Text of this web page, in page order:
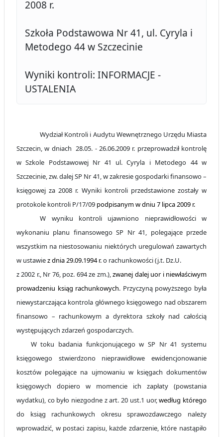
2008 r.
Szkoła Podstawowa Nr 41, ul. Cyryla i
Metodego 44 w Szczecinie
Wyniki kontroli: INFORMACJE -
USTALENIA
Wydział Kontroli i Audytu Wewnętrznego Urzędu Miasta
Szczecin, w dniach 28.05. - 26.06.2009 r. przeprowadził kontrolę
w Szkole Podstawowej Nr 41 ul. Cyryla i Metodego 44 w
Szczecinie, zw. dalej SP Nr 41, w zakresie gospodarki finansowo –
księgowej za 2008 r. Wyniki kontroli przedstawione zostały w
protokole kontroli P/17/09 podpisanym w dniu 7 lipca 2009 r.
W wyniku kontroli ujawniono nieprawidłowości w
wykonaniu planu finansowego SP Nr 41, polegające przede
wszystkim na niestosowaniu niektórych uregulowań zawartych
w ustawiez dnia 29.09.1994 r.o rachunkowości (j.t. Dz.U.
z 2002 r., Nr 76, poz. 694 ze zm.),zwanej dalej uor i niewłaściwym
prowadzeniu ksiąg rachunkowych. Przyczyną powyższego była
niewystarczająca kontrola głównego księgowego nad obszarem
finansowo – rachunkowym a dyrektora szkoły nad całością
występujących zdarzeń gospodarczych.
W toku badania funkcjonującego w SP Nr 41 systemu
księgowego stwierdzono nieprawidłowe ewidencjonowanie
kosztów polegające na ujmowaniu w księgach dokumentów
księgowych dopiero w momencie ich zapłaty (powstania
wydatku), co było niezgodne z art. 20 ust.1 uor,według którego
do ksiąg rachunkowych okresu sprawozdawczego należy
wprowadzić, w postaci zapisu, każde zdarzenie, które nastąpiło